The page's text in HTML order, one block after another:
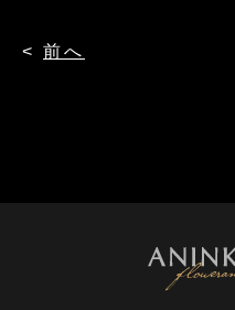
< 前へ